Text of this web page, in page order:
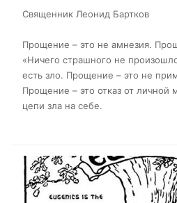
Священник Леонид Бартков
Прощение – это не амнезия.
«Ничего страшного не
есть зло. Прощение – это не
Прощение – это отказ от личной
цепи зла на себе.